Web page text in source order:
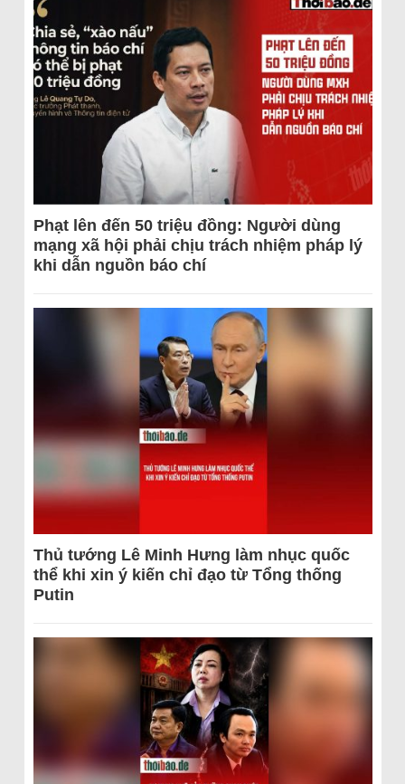
Phạt lên đến 50 triệu đồng: Người dùng
mạng xã hội phải chịu trách nhiệm pháp lý
khi dẫn nguồn báo chí
Thủ tướng Lê Minh Hưng làm nhục quốc
thể khi xin ý kiến chỉ đạo từ Tổng thống
Putin